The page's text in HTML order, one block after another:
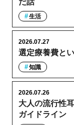
生活
選定療養費と
2026.07.27
知識
大人の流行性
ガイドライン
2026.07.26